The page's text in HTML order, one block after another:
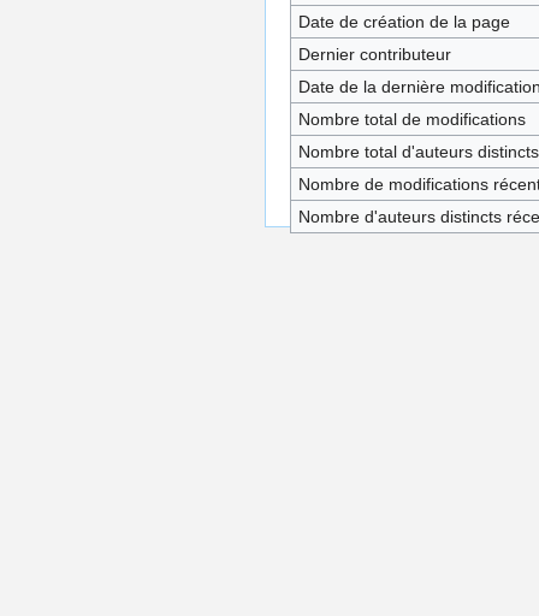
Date de création de la page
Dernier contributeur
Date de la dernière
Nombre total de modifications
Nombre total d'auteurs distincts
Nombre de modifications
Nombre d'auteurs distincts